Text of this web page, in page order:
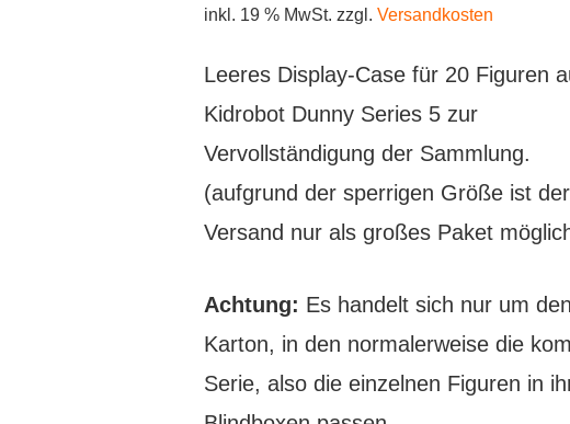
inkl. 19 % MwSt. zzgl. Versandkosten
Leeres Display-Case für 20 Figuren
Kidrobot Dunny Series 5 zur
Vervollständigung der Sammlung.
(aufgrund der sperrigen Größe ist der
Versand nur als großes Paket
Achtung: Es handelt sich nur um
Karton, in den normalerweise die
Serie, also die einzelnen Figuren in